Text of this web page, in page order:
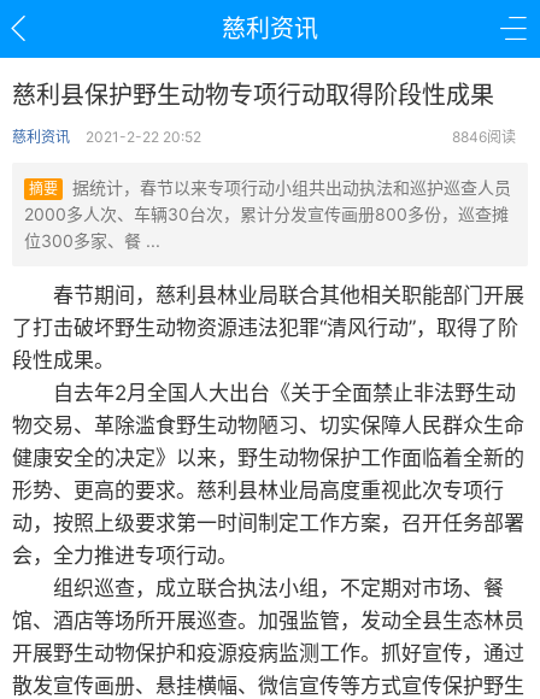
慈利资讯
慈利县保护野生动物专项行动取得阶段性成果
慈利资讯 2021-2-22 20:52 8846阅读
摘要
据统计，春节以来专项行动小组共出动执法和巡护巡查人员
2000多人次、车辆30台次，累计分发宣传画册800多份，巡查摊
位300多家、餐 ...
春节期间，慈利县林业局联合其他相关职能部门开展
了打击破坏野生动物资源违法犯罪“清风行动”，取得了阶
段性成果。
自去年2月全国人大出台《关于全面禁止非法野生动
物交易、革除滥食野生动物陋习、切实保障人民群众生命
健康安全的决定》以来，野生动物保护工作面临着全新的
形势、更高的要求。慈利县林业局高度重视此次专项行
动，按照上级要求第一时间制定工作方案，召开任务部署
会，全力推进专项行动。
组织巡查，成立联合执法小组，不定期对市场、餐
馆、酒店等场所开展巡查。加强监管，发动全县生态林员
开展野生动物保护和疫源疫病监测工作。抓好宣传，通过
散发宣传画册、悬挂横幅、微信宣传等方式宣传保护野生